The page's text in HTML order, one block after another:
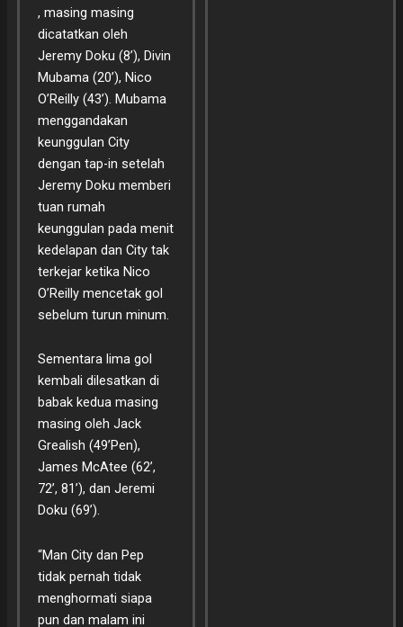
, masing masing
dicatatkan oleh
Jeremy Doku (8’), Divin
Mubama (20’), Nico
O’Reilly (43’). Mubama
menggandakan
keunggulan City
dengan tap-in setelah
Jeremy Doku memberi
tuan rumah
keunggulan pada menit
kedelapan dan City tak
terkejar ketika Nico
O’Reilly mencetak gol
sebelum turun minum.
Sementara lima gol
kembali dilesatkan di
babak kedua masing
masing oleh Jack
Grealish (49’Pen),
James McAtee (62’,
72’, 81’), dan Jeremi
Doku (69’).
“Man City dan Pep
tidak pernah tidak
menghormati siapa
pun dan malam ini